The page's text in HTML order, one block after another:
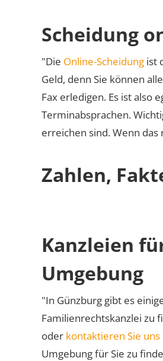
Scheidung
"Die Online-Scheidung ist
Geld, denn Sie können
Fax erledigen. Es ist also
Terminabsprachen.
erreichen sind. Wenn das
Zahlen,
Kanzleien
Umgebung
"In Günzburg gibt es
Familienrechtskanzlei zu
oder kontaktieren Sie uns
Umgebung für Sie zu